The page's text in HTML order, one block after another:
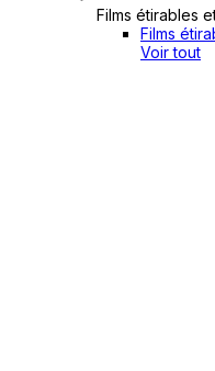
Films étirables
Films
Voir tout